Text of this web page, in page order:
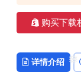
❅
购买下载
详情介绍